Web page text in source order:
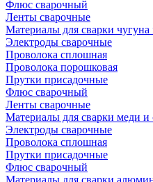
Флюс сварочный
Ленты сварочные
Материалы для сварки
Электроды сварочные
Проволока сплошная
Проволока порошковая
Прутки присадочные
Флюс сварочный
Ленты сварочные
Материалы для сварки меди и
Электроды сварочные
Проволока сплошная
Прутки присадочные
Флюс сварочный
Материалы для сварки